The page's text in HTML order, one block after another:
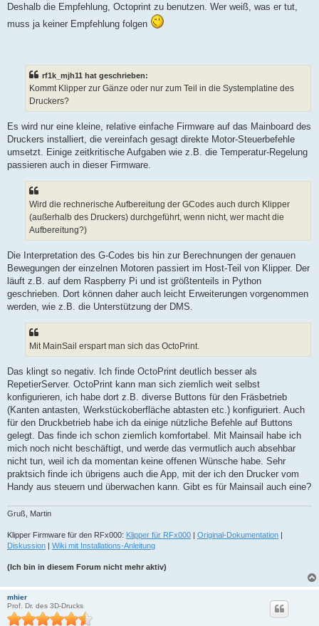
Deshalb die Empfehlung, Octoprint zu benutzen. Wer weiß, was er tut,
muss ja keiner Empfehlung folgen
rf1k_mjh11 hat geschrieben:
Kommt Klipper zur Gänze oder nur zum Teil in die Systemplatine des
Druckers?
Es wird nur eine kleine, relative einfache Firmware auf das Mainboard des
Druckers installiert, die vereinfach gesagt direkte Motor-Steuerbefehle
umsetzt. Einige zeitkritische Aufgaben wie z.B. die Temperatur-Regelung
passieren auch in dieser Firmware.
Wird die rechnerische Aufbereitung der GCodes auch durch Klipper
(außerhalb des Druckers) durchgeführt, wenn nicht, wer macht die
Aufbereitung?)
Die Interpretation des G-Codes bis hin zur Berechnungen der genauen
Bewegungen der einzelnen Motoren passiert im Host-Teil von Klipper. Der
läuft z.B. auf dem Raspberry Pi und ist größtenteils in Python
geschrieben. Dort können daher auch leicht Erweiterungen vorgenommen
werden, wie z.B. die Unterstützung der DMS.
Mit MainSail erspart man sich das OctoPrint.
Das klingt so negativ. Ich finde OctoPrint deutlich besser als
RepetierServer. OctoPrint kann man sich ziemlich weit selbst
konfigurieren, ich habe dort z.B. diverse Buttons für den Fräsbetrieb
(Kanten antasten, Werkstückoberfläche abtasten etc.) konfiguriert. Auch
für den Druckbetrieb habe ich da einige nützliche Befehle auf Buttons
gelegt. Das finde ich schon ziemlich komfortabel. Mit Mainsail habe ich
mich noch nicht beschäftigt, und werde das vermutlich auch absehbar
nicht tun, weil ich da momentan keine offenen Wünsche habe. Sehr
praktsich finde ich übrigens auch die App, mit der ich den Drucker vom
Handy aus steuern und überwachen kann. Gibt es für Mainsail auch eine?
Gruß, Martin
Klipper Firmware für den RFx000: Klipper für RFx000 | Original-Dokumentation |
Diskussion | Wiki mit Installations-Anleitung
(Ich bin in diesem Forum nicht mehr aktiv)
mhier
Prof. Dr. des 3D-Drucks